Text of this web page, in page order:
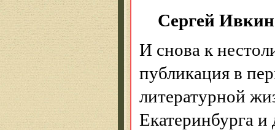
Сергей
И снова к
публикация в
литературной
Екатеринбурга и